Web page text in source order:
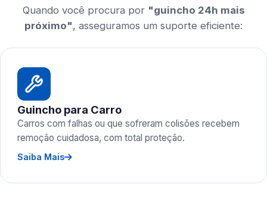
Quando você procura por "guincho 24h mais
próximo", asseguramos um suporte eficiente:
Guincho para Carro
Carros com falhas ou que sofreram colisões recebem
remoção cuidadosa, com total proteção.
Saiba Mais